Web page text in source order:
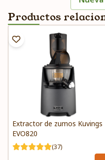
Productos
Extractor de zumos Kuvings
EVO820
(37)